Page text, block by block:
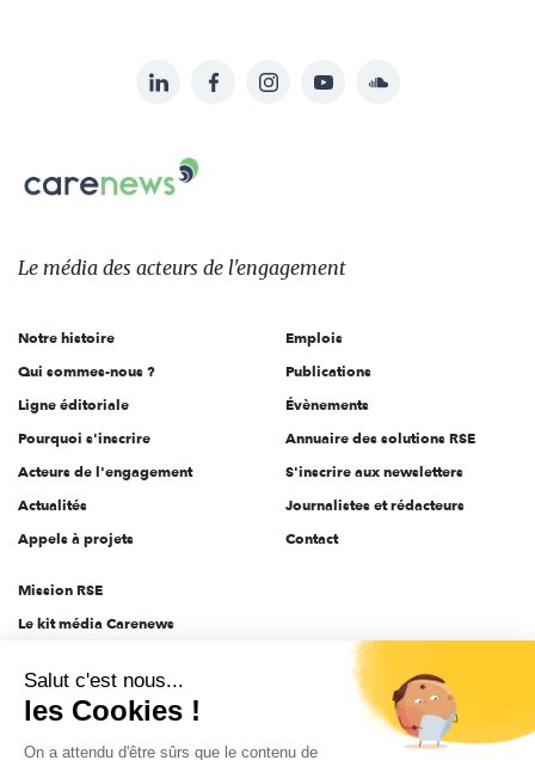
sur:
LinkedInFacebookInstagramYouTubeSoundcloud
Carenews,
Le
des
l'engagement
Le média des acteurs de l'engagement
Notre histoire
Qui sommes-nous ?
Ligne éditoriale
Pourquoi s'inscrire
Acteurs de l'engagement
Actualités
Appels à projets
Emplois
Publications
Évènements
Annuaire des solutions RSE
S'inscrire aux newsletters
Journalistes et rédacteurs
Contact
Mission RSE
Le kit média Carenews
AEF info
Novethic
Salut c'est nous...
les Cookies !
On a attendu d'être sûrs que le contenu de